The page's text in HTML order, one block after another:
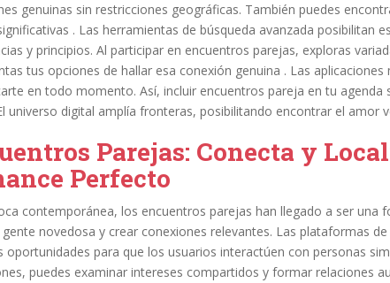
genuinas sin restricciones geográficas. También puedes
. Las herramientas de búsqueda avanzada posibilitan
y principios. Al participar en encuentros parejas, exploras
tus opciones de hallar esa conexión genuina . Las aplicaciones
en todo momento. Así, incluir encuentros pareja en tu agenda
universo digital amplía fronteras, posibilitando encontrar el amor
Parejas: Conecta y
Perfecto
contemporánea, los encuentros parejas han llegado a ser una
novedosa y crear conexiones relevantes. Las plataformas
oportunidades para que los usuarios interactúen con personas
puedes examinar intereses compartidos y formar relaciones